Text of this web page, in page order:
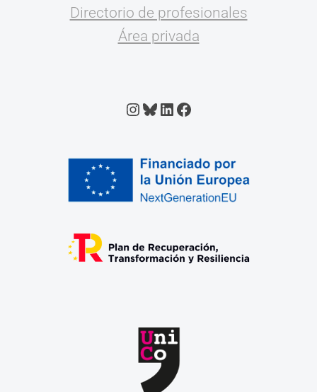
Directorio de profesionales
Área privada
Instagram
Bluesky
LinkedIn
Facebook